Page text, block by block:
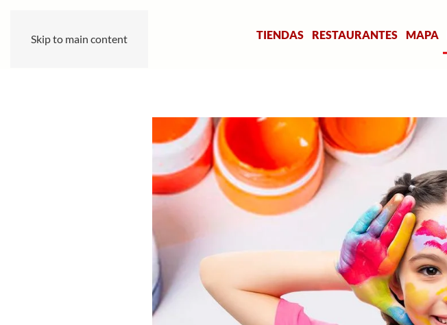
Skip to main content TIENDAS RESTAURANTES MAPA